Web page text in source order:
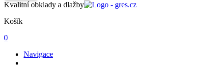
Kvalitní obklady a dlažby
Košík
0
Navigace